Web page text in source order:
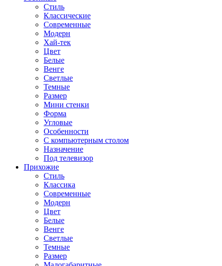
Стиль
Классические
Современные
Модерн
Хай-тек
Цвет
Белые
Венге
Светлые
Темные
Размер
Мини стенки
Форма
Угловые
Особенности
С компьютерным столом
Назначение
Под телевизор
Прихожие
Стиль
Классика
Современные
Модерн
Цвет
Белые
Венге
Светлые
Темные
Размер